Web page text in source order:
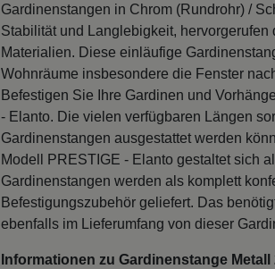
Gardinenstangen in Chrom (Rundrohr) /
Stabilität und Langlebigkeit,
Materialien. Diese einläufige
Wohnräume insbesondere die Fenster
Befestigen Sie Ihre Gardinen und
- Elanto. Die vielen verfügbaren Längen
Gardinenstangen ausgestattet werden
Modell PRESTIGE - Elanto gestaltet sich
Gardinenstangen werden als komplett
Befestigungszubehör geliefert. Das
ebenfalls im Lieferumfang von dieser
Informationen zu Gardinenstange